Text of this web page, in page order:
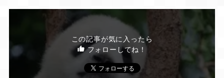
この記事が気に入ったら
フォローしてね！